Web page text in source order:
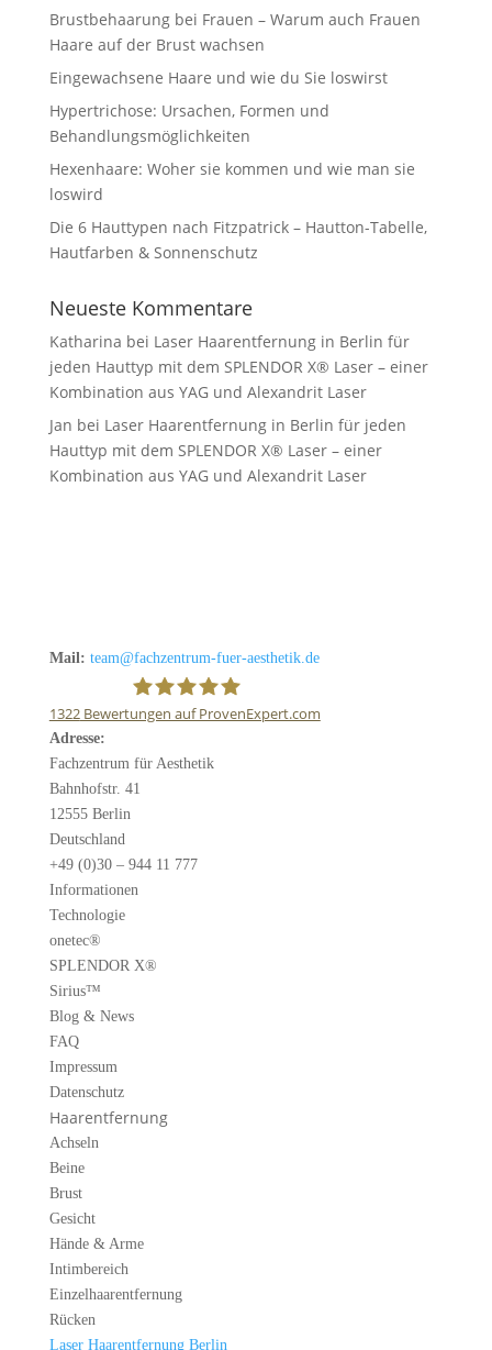
Brustbehaarung bei Frauen – Warum auch Frauen
Haare auf der Brust wachsen
Eingewachsene Haare und wie du Sie loswirst
Hypertrichose: Ursachen, Formen und
Behandlungsmöglichkeiten
Hexenhaare: Woher sie kommen und wie man sie
loswird
Die 6 Hauttypen nach Fitzpatrick – Hautton-Tabelle,
Hautfarben & Sonnenschutz
Neueste Kommentare
Katharina bei Laser Haarentfernung in Berlin für
jeden Hauttyp mit dem SPLENDOR X® Laser – einer
Kombination aus YAG und Alexandrit Laser
Jan bei Laser Haarentfernung in Berlin für jeden
Hauttyp mit dem SPLENDOR X® Laser – einer
Kombination aus YAG und Alexandrit Laser
Mail: team@fachzentrum-fuer-aesthetik.de
Fachzentrum für Ästhetik
1322Bewertungen auf ProvenExpert.com
Adresse:
Fachzentrum für Aesthetik
Bahnhofstr. 41
12555 Berlin
Deutschland
+49 (0)30 – 944 11 777
Informationen
Technologie
onetec®
SPLENDOR X®
Sirius™
Blog & News
FAQ
Impressum
Datenschutz
Haarentfernung
Achseln
Beine
Brust
Gesicht
Hände & Arme
Intimbereich
Einzelhaarentfernung
Rücken
Laser Haarentfernung Berlin